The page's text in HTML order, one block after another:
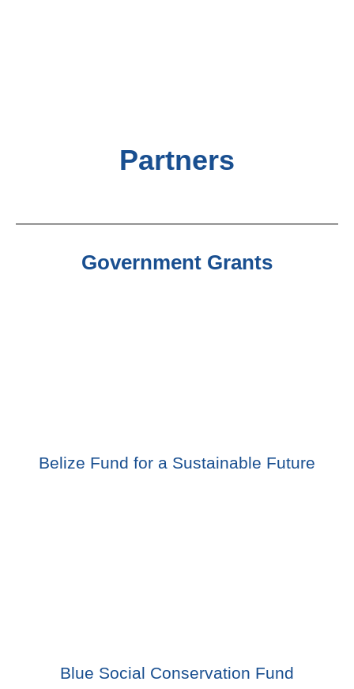
Partners
Government Grants
Belize Fund for a Sustainable Future
Blue Social Conservation Fund